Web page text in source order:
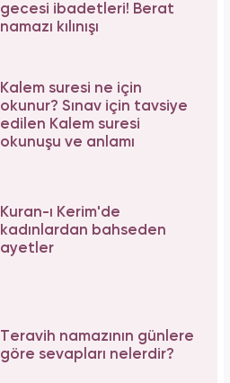
gecesi ibadetleri! Berat
namazı kılınışı
Kalem suresi ne için
okunur? Sınav için tavsiye
edilen Kalem suresi
okunuşu ve anlamı
Kuran-ı Kerim'de
kadınlardan bahseden
ayetler
Teravih namazının günlere
göre sevapları nelerdir?